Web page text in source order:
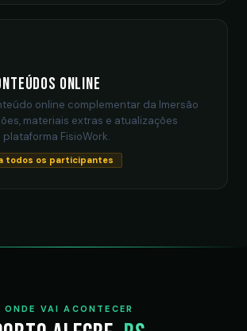
Online
online complementar da Imersão
materiais extras e atualizações
FisioWork.
todos os participantes
ONDE VAI ACONTECER